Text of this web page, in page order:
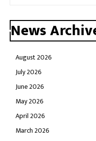
News
August 2026
July 2026
June 2026
May 2026
April 2026
March 2026